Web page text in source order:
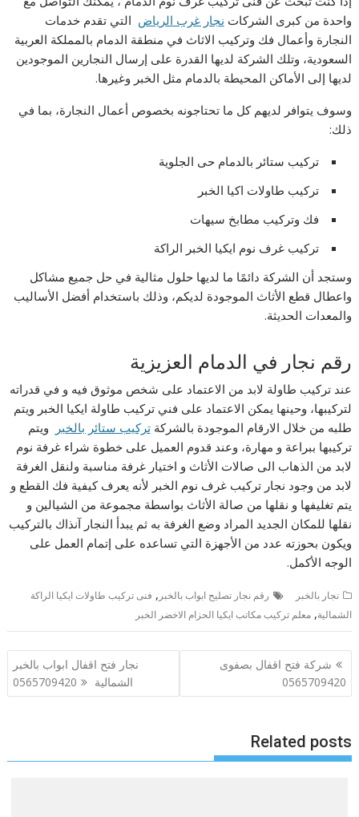
واحدة من كبرى الشركات نجار غرب الرياض التي تقدم خدمات
النجارة وأعمال فك وتركيب الاثاث في منطقة الدمام بالمملكة العربية
السعودية، وتلك الشركة لديها القدرة على إرسال النجارين الموجودين
لديها إلى الأماكن المحيطة بالدمام مثل الخبر وغيرها.
وسوف يتوافر لديهم كل ما تحتاجونه بخصوص أعمال النجارة، بما في
ذلك:
تركيب ستائر بالدمام حى الجلوية
تركيب طاولات اكيا الخبر
فك وتركيب مطابخ سيهات
تركيب غرف نوم ايكيا الخبر الراكة
وستجد أن الشركة دائمًا ما لديها حلول مثالية في حل جميع مشاكل
واعطال قطع الأثاث الموجودة لديكم، وذلك باستخدام أفضل الأساليب
والمعدات الحديثة.
رقم نجار في الدمام العزيزية
عند تركيب طاولة لابد من الاعتماد على شخص موثوق فيه و في قدراته
لتركيبها، وحينها يمكن الاعتماد على فني تركيب طاولة ايكيا الخبر ويتم
طلبه من خلال الارقام الموجودة بالشركةتركيب ستائر بالخبر
ويتم
تركيبها ببراعة و مهارة، وعند قدوم العميل على خطوة شراء غرفة نوم
لابد من الذهاب الى صالات الأثاث و اختيار غرفة مناسبة ولنقل الغرفة
لابد من وجود نجار تركيب غرف نوم الخبر لأنه يعرف كيفية فك القطع و
يتم تغليفها و نقلها من صالة الأثاث بواسطة مجموعة من الشيالين و
نقلها للمكان الجديد المراد وضع الغرفة به ثم يبدأ النجار آنذاك بالتركيب
ويكون بحوزته عدد من الأجهزة التي تساعده على إتمام العمل على
الوجه الأكمل.
نجار بالخبر رقم نجار تصليح ابواب بالخبر , فنى تركيب طاولات ايكيا الراكة
الشمالية,معلم تركيب مكاتب ايكيا الحزام الاخضر الخبر
تصفّح
المقالات
شركة فتح اقفال بصفوى
0565709420
نجار فتح اقفال ابواب بالخبر
الشمالية 0565709420
Related posts